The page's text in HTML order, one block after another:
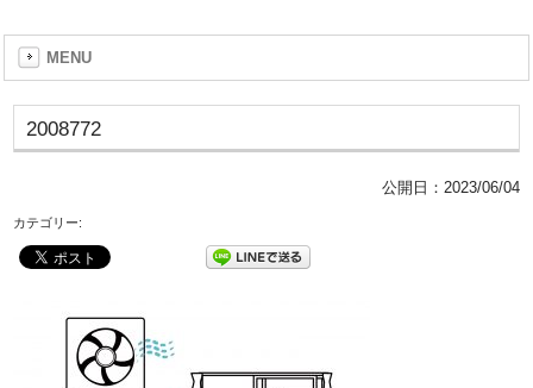
MENU
2008772
公開日： 2023/06/04
カテゴリー: